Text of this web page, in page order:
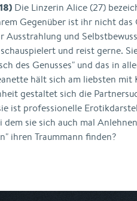
Die Linzerin Alice (27)
Gegenüber ist ihr nicht
Ausstrahlung und
und reist gerne.
des Genusses" und das in
hält sich am liebsten mit
gestaltet sich die
ist professionelle
dem sie sich auch mal
ihren Traummann finden?